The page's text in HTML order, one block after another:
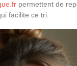
permettent de
facilite ce tri.